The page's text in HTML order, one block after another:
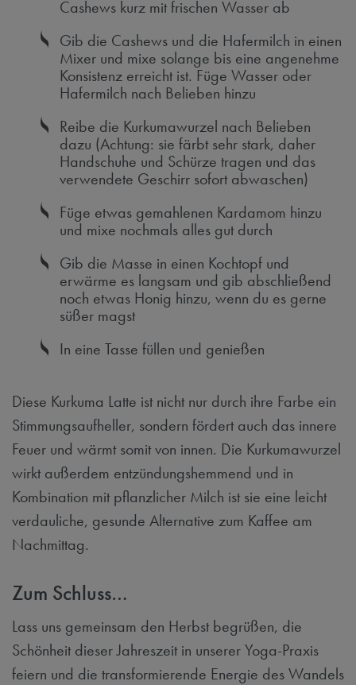
Cashews kurz mit frischen Wasser ab
Gib die Cashews und die Hafermilch in einen
Mixer und mixe solange bis eine angenehme
Konsistenz erreicht ist. Füge Wasser oder
Hafermilch nach Belieben hinzu
Reibe die Kurkumawurzel nach Belieben
dazu (Achtung: sie färbt sehr stark, daher
Handschuhe und Schürze tragen und das
verwendete Geschirr sofort abwaschen)
Füge etwas gemahlenen Kardamom hinzu
und mixe nochmals alles gut durch
Gib die Masse in einen Kochtopf und
erwärme es langsam und gib abschließend
noch etwas Honig hinzu, wenn du es gerne
süßer magst
In eine Tasse füllen und genießen
Diese Kurkuma Latte ist nicht nur durch ihre Farbe ein
Stimmungsaufheller, sondern fördert auch das innere
Feuer und wärmt somit von innen. Die Kurkumawurzel
wirkt außerdem entzündungshemmend und in
Kombination mit pflanzlicher Milch ist sie eine leicht
verdauliche, gesunde Alternative zum Kaffee am
Nachmittag.
Zum Schluss…
Lass uns gemeinsam den Herbst begrüßen, die
Schönheit dieser Jahreszeit in unserer Yoga-Praxis
feiern und die transformierende Energie des Wandels